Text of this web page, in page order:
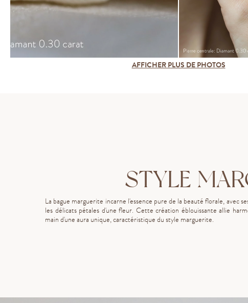
AFFICHER PLUS DE PHOTOS
STYLE
La bague marguerite incarne l'essence pure de la beauté florale, avec
les délicats pétales d'une fleur. Cette création éblouissante allie
main d'une aura unique, caractéristique du style marguerite.